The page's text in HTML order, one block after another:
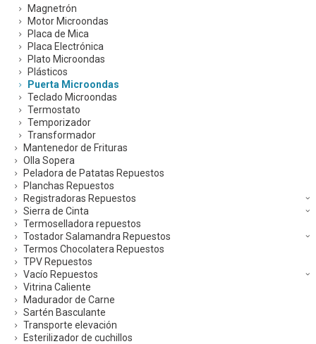
Magnetrón
Motor Microondas
Placa de Mica
Placa Electrónica
Plato Microondas
Plásticos
Puerta Microondas
Teclado Microondas
Termostato
Temporizador
Transformador
Mantenedor de Frituras
Olla Sopera
Peladora de Patatas Repuestos
Planchas Repuestos
Registradoras Repuestos
Sierra de Cinta
Termoselladora repuestos
Tostador Salamandra Repuestos
Termos Chocolatera Repuestos
TPV Repuestos
Vacío Repuestos
Vitrina Caliente
Madurador de Carne
Sartén Basculante
Transporte elevación
Esterilizador de cuchillos